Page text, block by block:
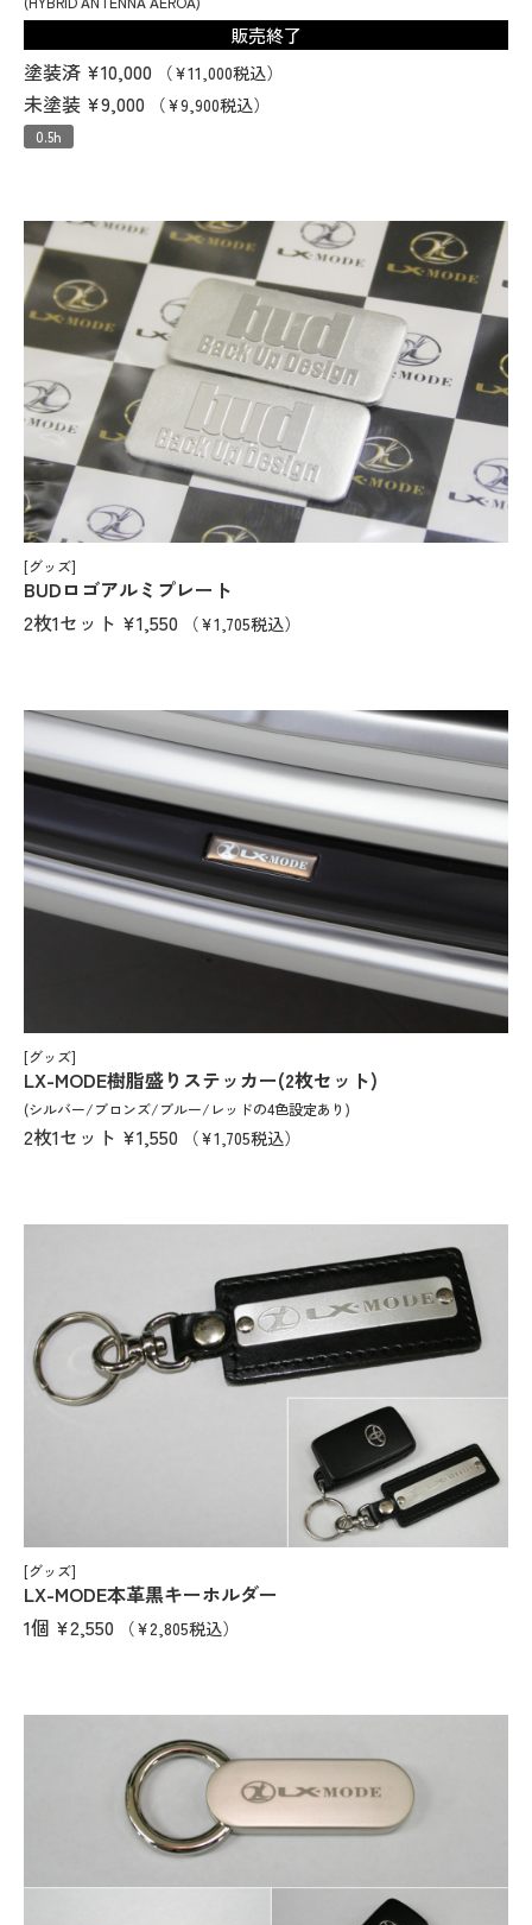
販売終了
塗装済 ¥10,000 （¥11,000税込）
未塗装 ¥9,000 （¥9,900税込）
0.5h
[グッズ]
BUDロゴアルミプレート
2枚1セット ¥1,550 （¥1,705税込）
[グッズ]
LX-MODE樹脂盛りステッカー(2枚セット)
(シルバー/ブロンズ/ブルー/レッドの4色設定あり)
2枚1セット ¥1,550 （¥1,705税込）
[グッズ]
LX-MODE本革黒キーホルダー
1個 ¥2,550 （¥2,805税込）